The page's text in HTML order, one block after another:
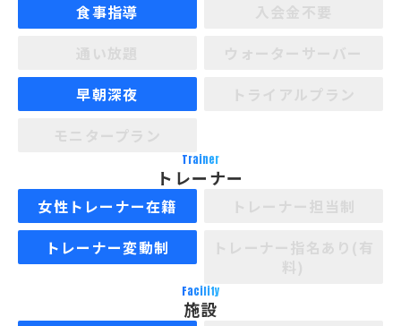
食事指導
早朝深夜
Trainer
トレーナー
女性トレーナー在籍
トレーナー変動制
Facility
施設